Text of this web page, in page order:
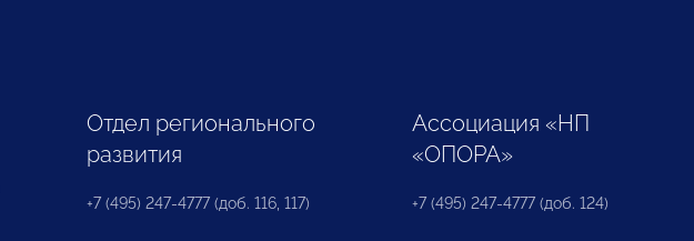
Отдел регионального
развития
+7 (495) 247-4777 (доб. 116, 117)
Ассоциация «НП
«ОПОРА»
+7 (495) 247-4777 (доб. 124)